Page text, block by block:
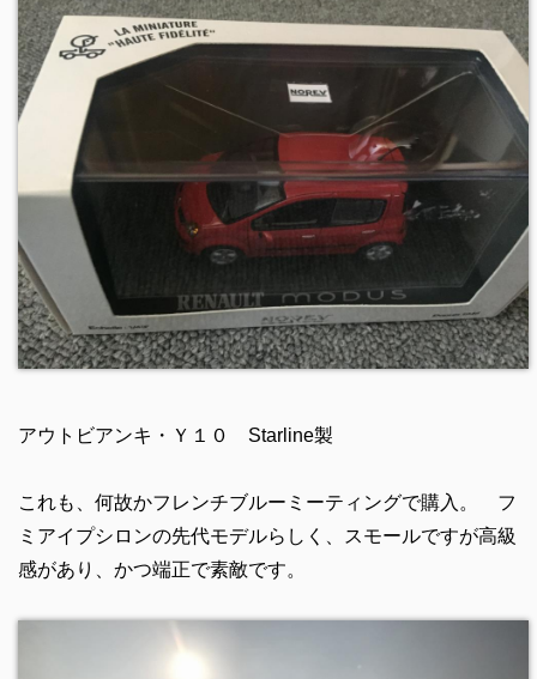
アウトビアンキ・Ｙ１０ Starline製
これも、何故かフレンチブルーミーティングで購入。 フ
ミアイプシロンの先代モデルらしく、スモールですが高級
感があり、かつ端正で素敵です。